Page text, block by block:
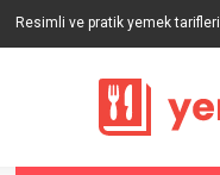
Resimli ve pratik yemek tarifleri